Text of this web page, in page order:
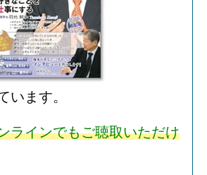
います。
ラインでもご聴取いただけ